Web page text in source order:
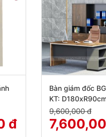
đ
Bàn giám đốc
KT:
9,600,000 đ